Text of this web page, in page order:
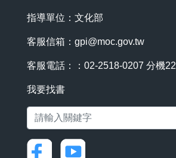
指導單位：文化部
客服信箱： gpi@moc.gov.tw
客服電話：：02-2518-0207 分機22
我要找書